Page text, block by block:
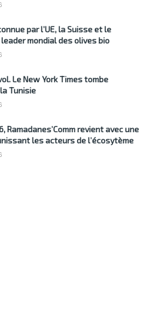
par l’UE, la Suisse et le
leader mondial des olives bio
Le New York Times tombe
Tunisie
Ramadanes’Comm revient avec une
les acteurs de l’écosytème